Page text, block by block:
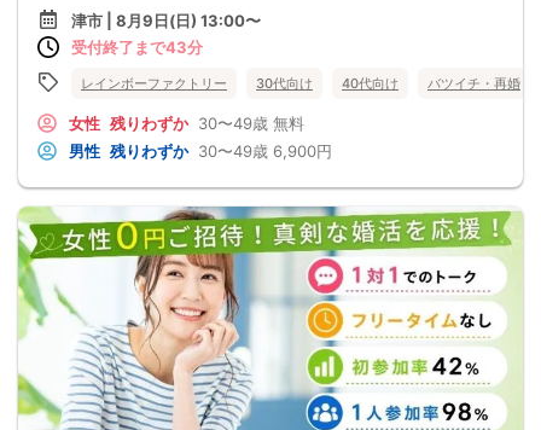
津市 | 8月9日(日) 13:00〜
受付終了まで43分
レインボーファクトリー 30代向け 40代向け バツイチ・再婚
女性 残りわずか 30〜49歳 無料
男性 残りわずか 30〜49歳 6,900円